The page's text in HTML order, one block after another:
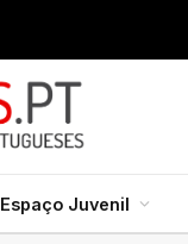
Espaço Juvenil